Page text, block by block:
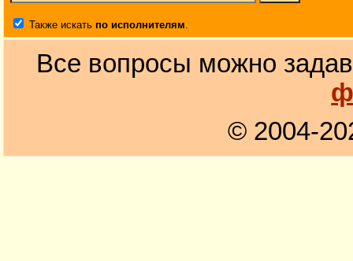
Также искать по исполнителям.
Все вопросы можно
© 2004-